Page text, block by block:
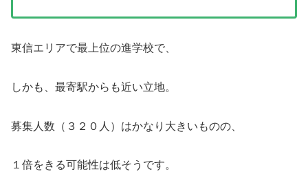
東信エリアで最上位の進学校で、
しかも、最寄駅からも近い立地。
募集人数（３２０人）はかなり大きいものの、
１倍をきる可能性は低そうです。